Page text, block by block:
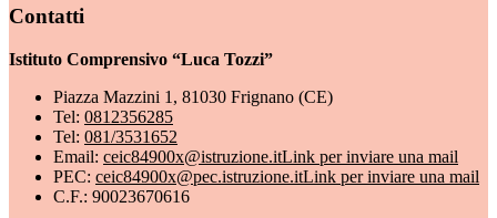
Contatti
Istituto Comprensivo “Luca Tozzi”
Piazza Mazzini 1, 81030 Frignano (CE)
Tel: 0812356285
Tel: 081/3531652
Email: ceic84900x@istruzione.itLink per inviare una mail
PEC: ceic84900x@pec.istruzione.itLink per inviare una mail
C.F.: 90023670616